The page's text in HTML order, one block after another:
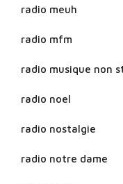
radio meuh
radio mfm
radio musique non
radio noel
radio nostalgie
radio notre dame